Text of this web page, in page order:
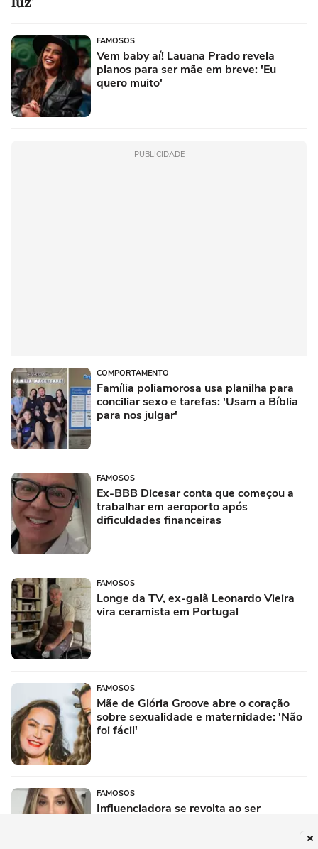
FAMOSOS
Vem baby aí! Lauana Prado revela
planos para ser mãe em breve: 'Eu
quero muito'
PUBLICIDADE
COMPORTAMENTO
Família poliamorosa usa planilha para
conciliar sexo e tarefas: 'Usam a Bíblia
para nos julgar'
FAMOSOS
Ex-BBB Dicesar conta que começou a
trabalhar em aeroporto após
dificuldades financeiras
FAMOSOS
Longe da TV, ex-galã Leonardo Vieira
vira ceramista em Portugal
FAMOSOS
Mãe de Glória Groove abre o coração
sobre sexualidade e maternidade: 'Não
foi fácil'
FAMOSOS
Influenciadora se revolta ao ser